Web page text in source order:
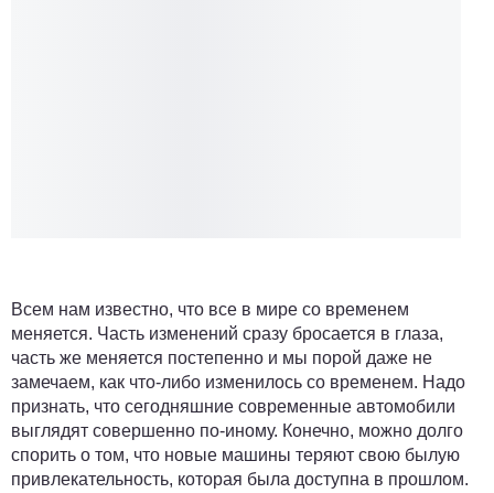
Всем нам известно, что все в мире со временем
меняется. Часть изменений сразу бросается в глаза,
часть же меняется постепенно и мы порой даже не
замечаем, как что-либо изменилось со временем. Надо
признать, что сегодняшние современные автомобили
выглядят совершенно по-иному. Конечно, можно долго
спорить о том, что новые машины теряют свою былую
привлекательность, которая была доступна в прошлом.